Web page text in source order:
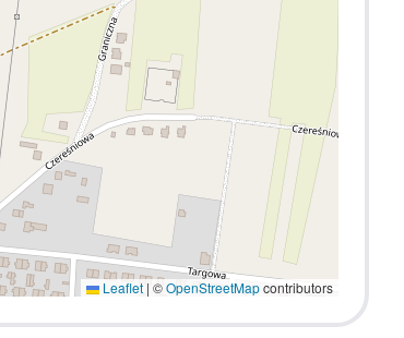
Leaflet | ©OpenStreetMapcontributors